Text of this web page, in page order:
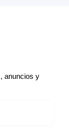
anuncios y